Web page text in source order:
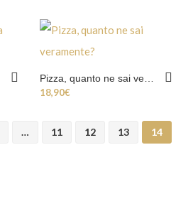
18,90€
… 11 12 13 14